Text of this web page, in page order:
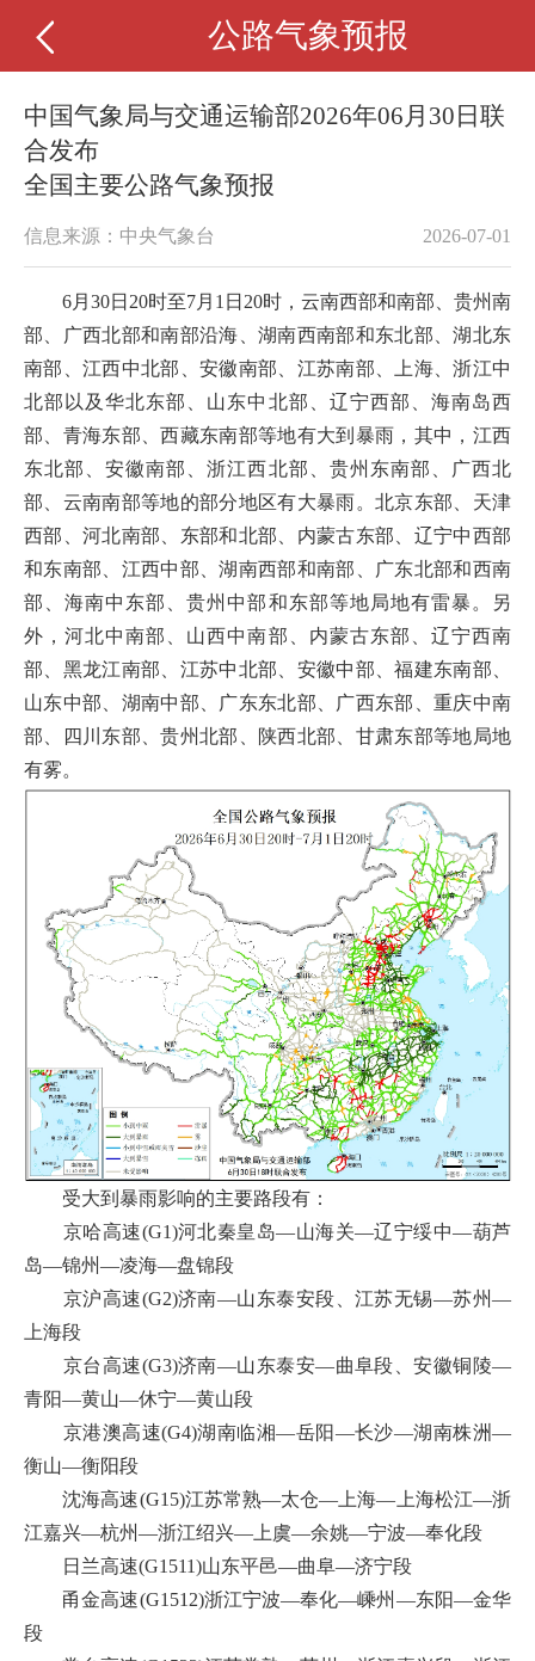
公路气象预报
中国气象局与交通运输部2026年06月30日联
合发布
全国主要公路气象预报
信息来源：中央气象台 2026-07-01
6月30日20时至7月1日20时，云南西部和南部、贵州南
部、广西北部和南部沿海、湖南西南部和东北部、湖北东
南部、江西中北部、安徽南部、江苏南部、上海、浙江中
北部以及华北东部、山东中北部、辽宁西部、海南岛西
部、青海东部、西藏东南部等地有大到暴雨，其中，江西
东北部、安徽南部、浙江西北部、贵州东南部、广西北
部、云南南部等地的部分地区有大暴雨。北京东部、天津
西部、河北南部、东部和北部、内蒙古东部、辽宁中西部
和东南部、江西中部、湖南西部和南部、广东北部和西南
部、海南中东部、贵州中部和东部等地局地有雷暴。另
外，河北中南部、山西中南部、内蒙古东部、辽宁西南
部、黑龙江南部、江苏中北部、安徽中部、福建东南部、
山东中部、湖南中部、广东东北部、广西东部、重庆中南
部、四川东部、贵州北部、陕西北部、甘肃东部等地局地
有雾。
受大到暴雨影响的主要路段有：
京哈高速(G1)河北秦皇岛—山海关—辽宁绥中—葫芦
岛—锦州—凌海—盘锦段
京沪高速(G2)济南—山东泰安段、江苏无锡—苏州—
上海段
京台高速(G3)济南—山东泰安—曲阜段、安徽铜陵—
青阳—黄山—休宁—黄山段
京港澳高速(G4)湖南临湘—岳阳—长沙—湖南株洲—
衡山—衡阳段
沈海高速(G15)江苏常熟—太仓—上海—上海松江—浙
江嘉兴—杭州—浙江绍兴—上虞—余姚—宁波—奉化段
日兰高速(G1511)山东平邑—曲阜—济宁段
甬金高速(G1512)浙江宁波—奉化—嵊州—东阳—金华
段